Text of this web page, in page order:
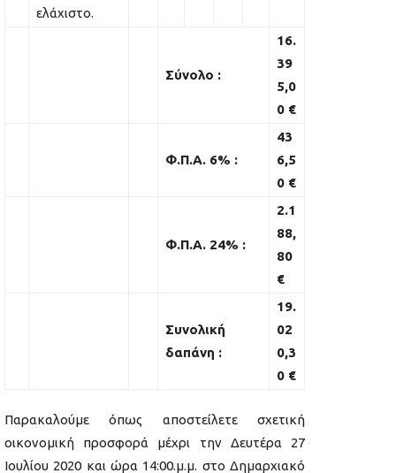
ελάχιστο.
Σύνολο :
16.
39
5,0
0 €
Φ.Π.Α. 6% :
43
6,5
0 €
Φ.Π.Α. 24% :
2.1
88,
80
€
Συνολική
δαπάνη :
19.
02
0,3
0 €
Παρακαλούμε όπως αποστείλετε σχετική
οικονομική προσφορά μέχρι την Δευτέρα 27
Ιουλίου 2020 και ώρα 14:00.μ.μ. στο Δημαρχιακό